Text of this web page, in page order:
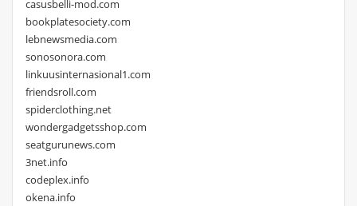
casusbelli-mod.com
bookplatesociety.com
lebnewsmedia.com
sonosonora.com
linkuusinternasional1.com
friendsroll.com
spiderclothing.net
wondergadgetsshop.com
seatgurunews.com
3net.info
codeplex.info
okena.info